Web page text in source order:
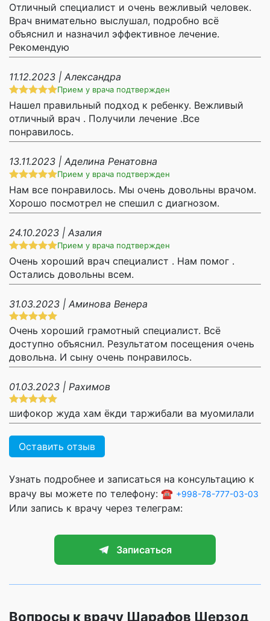
Отличный специалист и очень вежливый человек.
Врач внимательно выслушал, подробно всё
объяснил и назначил эффективное лечение.
Рекомендую
11.12.2023 | Александра
Прием у врача подтвержден
Нашел правильный подход к ребенку. Вежливый
отличный врач . Получили лечение .Все
понравилось.
13.11.2023 | Аделина Ренатовна
Прием у врача подтвержден
Нам все понравилось. Мы очень довольны врачом.
Хорошо посмотрел не спешил с диагнозом.
24.10.2023 | Азалия
Прием у врача подтвержден
Очень хороший врач специалист . Нам помог .
Остались довольны всем.
31.03.2023 | Аминова Венера
Очень хороший грамотный специалист. Всё
доступно объяснил. Результатом посещения очень
довольна. И сыну очень понравилось.
01.03.2023 | Рахимов
шифокор жуда хам ёкди таржибали ва муомилали
Оставить отзыв
Узнать подробнее и записаться на консультацию к
врачу вы можете по телефону: ☎️ +998-78-777-03-03
Или запись к врачу через телеграм:
Записаться
Вопросы к врачу Шарафов Шерзод